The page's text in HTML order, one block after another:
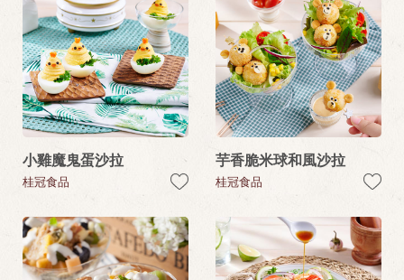
小雞魔鬼蛋沙拉
桂冠食品
芋香脆米球和風沙拉
桂冠食品